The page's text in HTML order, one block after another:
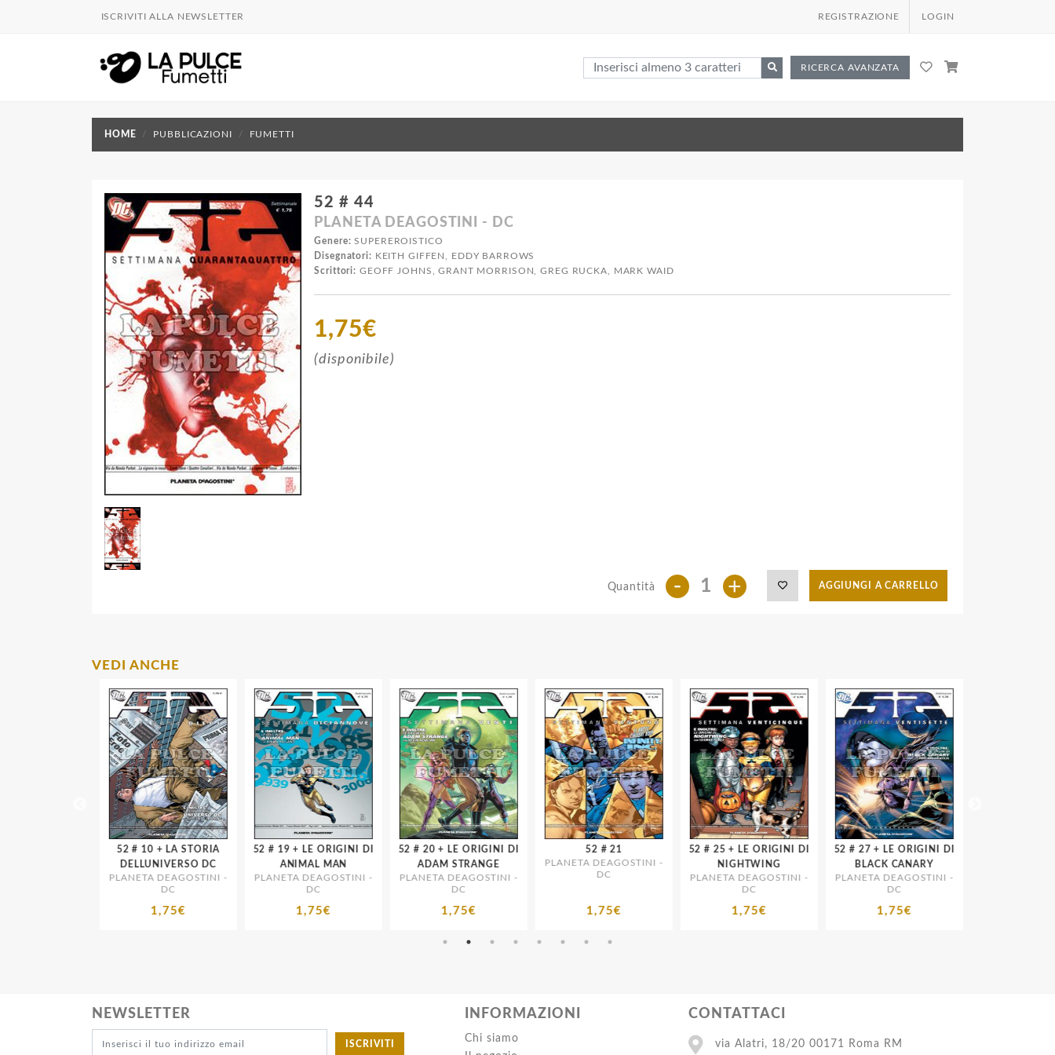
ISCRIVITI ALLA NEWSLETTER REGISTRAZIONE LOGIN
RICERCA AVANZATA
HOME PUBBLICAZIONI FUMETTI
52 # 44
PLANETA DEAGOSTINI - DC
Genere: SUPEREROISTICO
Disegnatori: KEITH GIFFEN, EDDY BARROWS
Scrittori: GEOFF JOHNS, GRANT MORRISON, GREG RUCKA, MARK WAID
1,75€
(disponibile)
Quantità - + AGGIUNGI A CARRELLO
VEDI ANCHE
52 # 10 + LA STORIA
DELLUNIVERSO DC
PLANETA DEAGOSTINI -
DC
1,75€
52 # 19 + LE ORIGINI DI
ANIMAL MAN
PLANETA DEAGOSTINI -
DC
1,75€
52 # 20 + LE ORIGINI DI
ADAM STRANGE
PLANETA DEAGOSTINI -
DC
1,75€
52 # 21
PLANETA DEAGOSTINI -
DC
1,75€
52 # 25 + LE ORIGINI DI
NIGHTWING
PLANETA DEAGOSTINI -
DC
1,75€
52 # 27 + LE ORIGINI DI
BLACK CANARY
PLANETA DEAGOSTINI -
DC
1,75€
NEWSLETTER
ISCRIVITI
INFORMAZIONI
Chi siamo
CONTATTACI
via Alatri, 18/20 00171 Roma RM